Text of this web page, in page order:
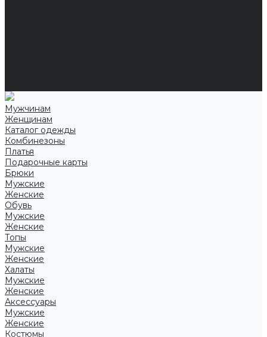
Мужчинам
Женщинам
Каталог одежды
Комбинезоны
Платья
Подарочные карты
Брюки
Мужские
Женские
Обувь
Мужские
Женские
Топы
Мужские
Женские
Халаты
Мужские
Женские
Аксессуары
Мужские
Женские
Костюмы